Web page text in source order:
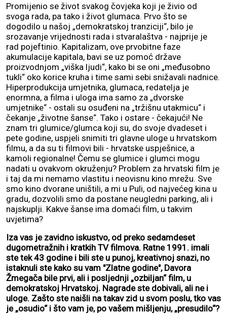
Promijenio se život svakog čovjeka koji je živio od
svoga rada, pa tako i život glumaca. Prvo što se
dogodilo u našoj „demokratskoj tranziciji“, bilo je
srozavanje vrijednosti rada i stvaralaštva - najprije je
rad pojeftinio. Kapitalizam, ove prvobitne faze
akumulacije kapitala, bavi se uz pomoć države
proizvodnjom „viška ljudi“, kako bi se oni „međusobno
tukli“ oko korice kruha i time sami sebi snižavali nadnice.
Hiperprodukcija umjetnika, glumaca, redatelja je
enormna, a filma i uloga ima samo za „dvorske
umjetnike“ - ostali su osuđeni na „tržišnu utakmicu“ i
čekanje „životne šanse“. Tako i ostare - čekajući! Ne
znam tri glumice/glumca koji su, do svoje dvadeset i
pete godine, uspjeli snimiti tri glavne uloge u hrvatskom
filmu, a da su ti filmovi bili - hrvatske uspješnice, a
kamoli regionalne! Čemu se glumice i glumci mogu
nadati u ovakvom okruženju? Problem za hrvatski film je
i taj da mi nemamo vlastitu i neovisnu kino mrežu. Sve
smo kino dvorane uništili, a mi u Puli, od najvećeg kina u
gradu, dozvolili smo da postane neugledni parking, ali i
najskuplji. Kakve šanse ima domaći film, u takvim
uvjetima?
Iza vas je zavidno iskustvo, od preko sedamdeset
dugometražnih i kratkih TV filmova. Ratne 1991. imali
ste tek 43 godine i bili ste u punoj, kreativnoj snazi, no
istaknuli ste kako su vam "Zlatne godine", Davora
Žmegača bile prvi, ali i posljednji „ozbiljan“ film, u
demokratskoj Hrvatskoj. Nagrade ste dobivali, ali ne i
uloge. Zašto ste naišli na takav zid u svom poslu, tko vas
je „osudio“ i što vam je, po vašem mišljenju, „presudilo“?